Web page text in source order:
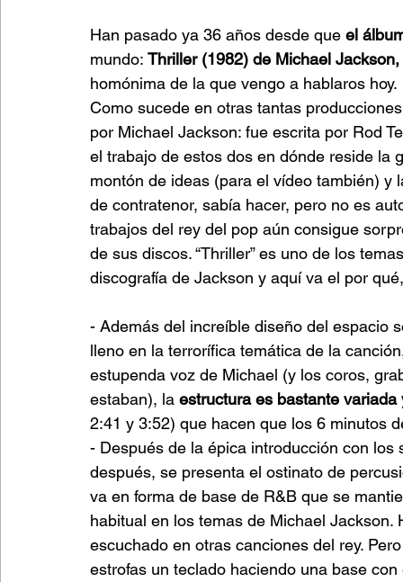
Han pasado ya 36 años desde que el
mundo: Thriller (1982) de Michael Jackson,
homónima de la que vengo a hablaros hoy.
Como sucede en otras tantas
por Michael Jackson: fue escrita por Rod
el trabajo de estos dos en dónde reside la
montón de ideas (para el vídeo también)
de contratenor, sabía hacer, pero no es
trabajos del rey del pop aún consigue
de sus discos. “Thriller” es uno de los
discografía de Jackson y aquí va el por
- Además del increíble diseño del espacio
lleno en la terrorífica temática de la
estupenda voz de Michael (y los coros,
estaban), la estructura es bastante variada
2:41 y 3:52) que hacen que los 6 minutos
- Después de la épica introducción con
después, se presenta el ostinato de
va en forma de base de R&B que se
habitual en los temas de Michael
escuchado en otras canciones del rey.
estrofas un teclado haciendo una base